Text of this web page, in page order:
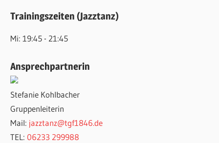
Trainingszeiten (Jazztanz)
Mi: 19:45 - 21:45
Ansprechpartnerin
Stefanie Kohlbacher
Gruppenleiterin
Mail: jazztanz@tgf1846.de
TEL: 06233 299988